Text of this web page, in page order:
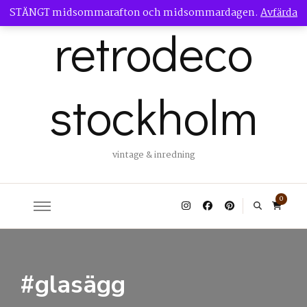
STÄNGT midsommarafton och midsommardagen. Avfärda
retrodeco
stockholm
vintage & inredning
0
#glasägg